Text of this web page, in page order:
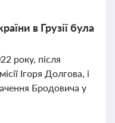
в Грузії була
року, після
Ігоря Долгова, і
Бродовича у